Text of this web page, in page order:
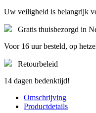
Uw veiligheid is belangrijk
Gratis thuisbezorgd in
Voor 16 uur besteld, op
Retourbeleid
14 dagen bedenktijd!
Omschrijving
Productdetails